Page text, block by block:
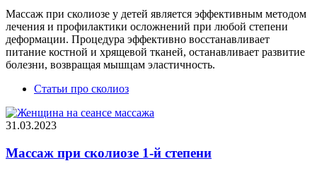
Массаж при сколиозе у детей является эффективным методом
лечения и профилактики осложнений при любой степени
деформации. Процедура эффективно восстанавливает
питание костной и хрящевой тканей, останавливает развитие
болезни, возвращая мышцам эластичность.
Статьи про сколиоз
31.03.2023
Массаж при сколиозе 1-й степени